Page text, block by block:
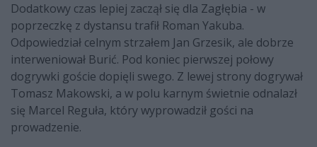
Dodatkowy czas lepiej zaczął się dla Zagłębia - w
poprzeczkę z dystansu trafił Roman Yakuba.
Odpowiedział celnym strzałem Jan Grzesik, ale dobrze
interweniował Burić. Pod koniec pierwszej połowy
dogrywki goście dopięli swego. Z lewej strony dogrywał
Tomasz Makowski, a w polu karnym świetnie odnalazł
się Marcel Reguła, który wyprowadził gości na
prowadzenie.